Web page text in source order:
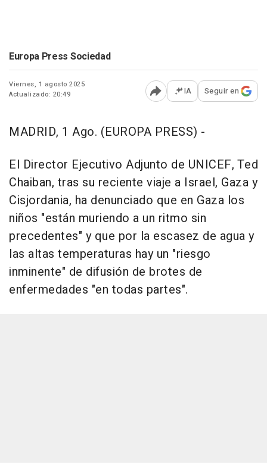
Europa Press Sociedad
Viernes, 1 agosto 2025
Actualizado: 20:49
Abrir opciones para
IA Seguir en
MADRID, 1 Ago. (EUROPA PRESS) -
El Director Ejecutivo Adjunto de UNICEF, Ted
Chaiban, tras su reciente viaje a Israel, Gaza y
Cisjordania, ha denunciado que en Gaza los
niños "están muriendo a un ritmo sin
precedentes" y que por la escasez de agua y
las altas temperaturas hay un "riesgo
inminente" de difusión de brotes de
enfermedades "en todas partes".